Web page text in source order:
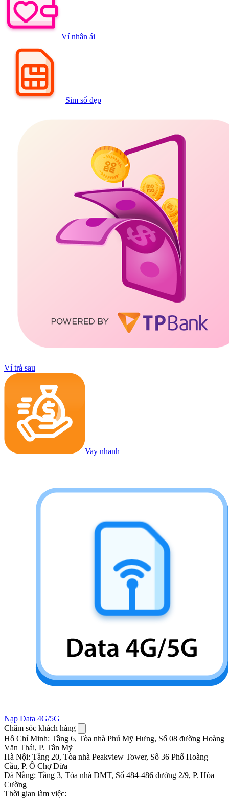
Ví nhân ái
Sim số đẹp
Ví trả sau
Vay nhanh
Nạp Data 4G/5G
Chăm sóc khách hàng
Hồ Chí Minh: Tầng 6, Tòa nhà Phú Mỹ Hưng, Số 08 đường Hoàng
Văn Thái, P. Tân Mỹ
Hà Nội: Tầng 20, Tòa nhà Peakview Tower, Số 36 Phố Hoàng
Cầu, P. Ô Chợ Dừa
Đà Nẵng: Tầng 3, Tòa nhà DMT, Số 484-486 đường 2/9, P. Hòa
Cường
Thời gian làm việc: